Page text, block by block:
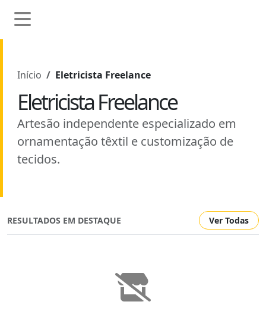
Início Eletricista Freelance
Eletricista Freelance
Artesão independente especializado em
ornamentação têxtil e customização de
tecidos.
RESULTADOS EM DESTAQUE Ver Todas